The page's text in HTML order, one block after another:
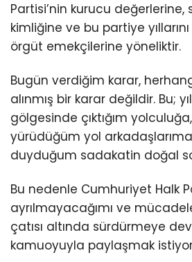
Partisi’nin kurucu
kimliğine ve bu partiye
örgüt emekçilerine yöneliktir.
Bugün verdiğim karar,
alınmış bir karar değildir. Bu;
gölgesinde çıktığım
yürüdüğüm yol
duyduğum sadakatin doğal
Bu nedenle Cumhuriyet Halk
ayrılmayacağımı ve
çatısı altında sürdürmeye
kamuoyuyla paylaşmak